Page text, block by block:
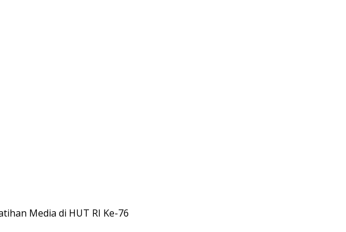
Media di HUT RI Ke-76